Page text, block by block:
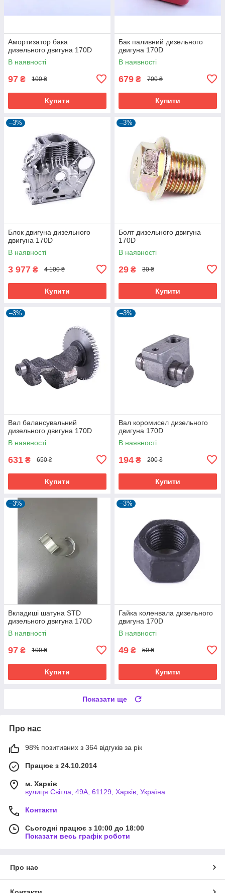
Амортизатор бака
дизельного двигуна 170D
В наявності
97 ₴ 100 ₴
Купити
Бак паливний дизельного
двигуна 170D
В наявності
679 ₴ 700 ₴
Купити
–3%
Блок двигуна дизельного
двигуна 170D
В наявності
3 977 ₴ 4 100 ₴
Купити
–3%
Болт дизельного двигуна
170D
В наявності
29 ₴ 30 ₴
Купити
–3%
Вал балансувальний
дизельного двигуна 170D
В наявності
631 ₴ 650 ₴
Купити
–3%
Вал коромисел дизельного
двигуна 170D
В наявності
194 ₴ 200 ₴
Купити
–3%
Вкладиші шатуна STD
дизельного двигуна 170D
В наявності
97 ₴ 100 ₴
Купити
–3%
Гайка коленвала дизельного
двигуна 170D
В наявності
49 ₴ 50 ₴
Купити
Показати ще
Про нас
98% позитивних з 364 відгуків за рік
Працює з 24.10.2014
м. Харків
вулиця Світла, 49А, 61129, Харків, Україна
Контакти
Сьогодні працює з 10:00 до 18:00
Показати весь графік роботи
Про нас